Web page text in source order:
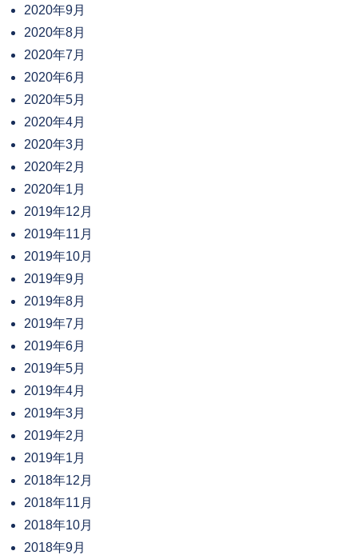
2020年9月
2020年8月
2020年7月
2020年6月
2020年5月
2020年4月
2020年3月
2020年2月
2020年1月
2019年12月
2019年11月
2019年10月
2019年9月
2019年8月
2019年7月
2019年6月
2019年5月
2019年4月
2019年3月
2019年2月
2019年1月
2018年12月
2018年11月
2018年10月
2018年9月